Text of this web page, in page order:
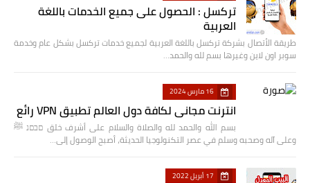
تركسل : الحصول على جميع الخدمات باللغة
العربية
طريقة الأتصال بشركة تركسل باللغة العربية لجميع خدمات تركسل بشكل عام وخدمة
سوبر اون لاين وغيرها بسم لله والحمد…
16 مارس 2024
انترنت مجاني لكافة دول العالم تطبيق VPN رائع
بسم الله والحمد لله والصلاة والسلام على أشرف خلق םבםנ ﷺ
وعلى آله وصحبه وسلم في عصر التكنولوجيا الحديثة، أصبح الوصول إلى…
17 أبريل 2022